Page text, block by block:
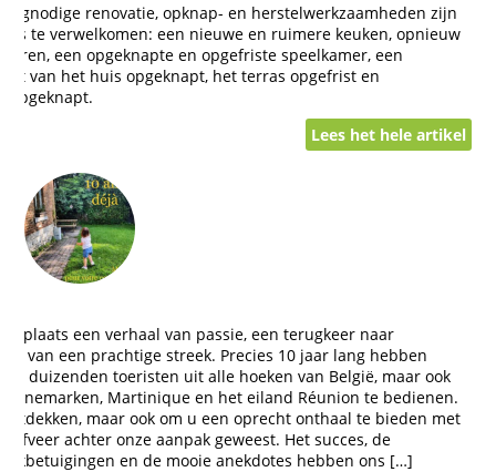
renovatie, opknap- en herstelwerkzaamheden zijn
te verwelkomen: een nieuwe en ruimere keuken, opnieuw
een opgeknapte en opgefriste speelkamer, een
van het huis opgeknapt, het terras opgefrist en
opgeknapt.
Lees het hele artikel
plaats een verhaal van passie, een terugkeer naar
van een prachtige streek. Precies 10 jaar lang hebben
duizenden toeristen uit alle hoeken van België, maar ook
Martinique en het eiland Réunion te bedienen.
maar ook om u een oprecht onthaal te bieden met
achter onze aanpak geweest. Het succes, de
en de mooie anekdotes hebben ons […]